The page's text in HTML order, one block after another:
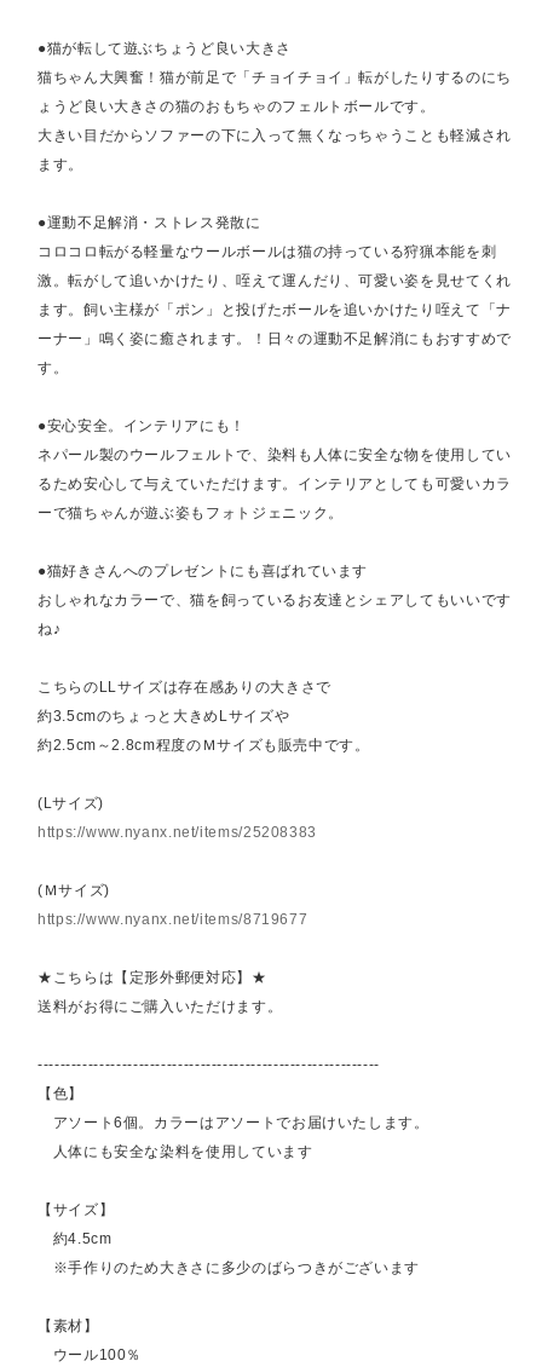
●猫が転して遊ぶちょうど良い大きさ
猫ちゃん大興奮！猫が前足で「チョイチョイ」転がしたりするのにち
ょうど良い大きさの猫のおもちゃのフェルトボールです。
大きい目だからソファーの下に入って無くなっちゃうことも軽減され
ます。
●運動不足解消・ストレス発散に
コロコロ転がる軽量なウールボールは猫の持っている狩猟本能を刺
激。転がして追いかけたり、咥えて運んだり、可愛い姿を見せてくれ
ます。飼い主様が「ポン」と投げたボールを追いかけたり咥えて「ナ
ーナー」鳴く姿に癒されます。！日々の運動不足解消にもおすすめで
す。
●安心安全。インテリアにも！
ネパール製のウールフェルトで、染料も人体に安全な物を使用してい
るため安心して与えていただけます。インテリアとしても可愛いカラ
ーで猫ちゃんが遊ぶ姿もフォトジェニック。
●猫好きさんへのプレゼントにも喜ばれています
おしゃれなカラーで、猫を飼っているお友達とシェアしてもいいです
ね♪
こちらのLLサイズは存在感ありの大きさで
約3.5cmのちょっと大きめLサイズや
約2.5cm～2.8cm程度のＭサイズも販売中です。
(Lサイズ)
https://www.nyanx.net/items/25208383
(Ｍサイズ)
https://www.nyanx.net/items/8719677
★こちらは【定形外郵便対応】★
送料がお得にご購入いただけます。
-------------------------------------------------------------
【色】
アソート6個。カラーはアソートでお届けいたします。
人体にも安全な染料を使用しています
【サイズ】
約4.5cm
※手作りのため大きさに多少のばらつきがございます
【素材】
ウール100％